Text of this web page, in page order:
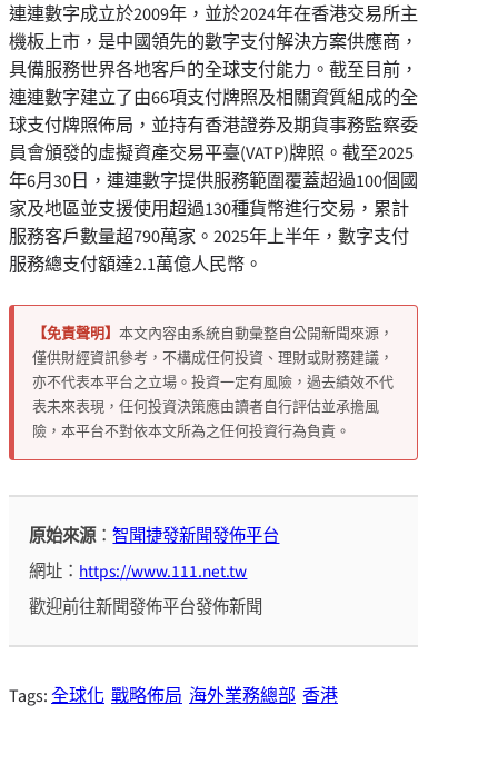
連連數字成立於2009年，並於2024年在香港交易所主
機板上市，是中國領先的數字支付解決方案供應商，
具備服務世界各地客戶的全球支付能力。截至目前，
連連數字建立了由66項支付牌照及相關資質組成的全
球支付牌照佈局，並持有香港證券及期貨事務監察委
員會頒發的虛擬資產交易平臺(VATP)牌照。截至2025
年6月30日，連連數字提供服務範圍覆蓋超過100個國
家及地區並支援使用超過130種貨幣進行交易，累計
服務客戶數量超790萬家。2025年上半年，數字支付
服務總支付額達2.1萬億人民幣。
【免責聲明】 本文內容由系統自動彙整自公開新聞來源，
僅供財經資訊參考，不構成任何投資、理財或財務建議，
亦不代表本平台之立場。投資一定有風險，過去績效不代
表未來表現，任何投資決策應由讀者自行評估並承擔風
險，本平台不對依本文所為之任何投資行為負責。
原始來源：智聞捷發新聞發佈平台
網址： https://www.111.net.tw
歡迎前往新聞發佈平台發佈新聞
Tags:全球化 戰略佈局 海外業務總部 香港